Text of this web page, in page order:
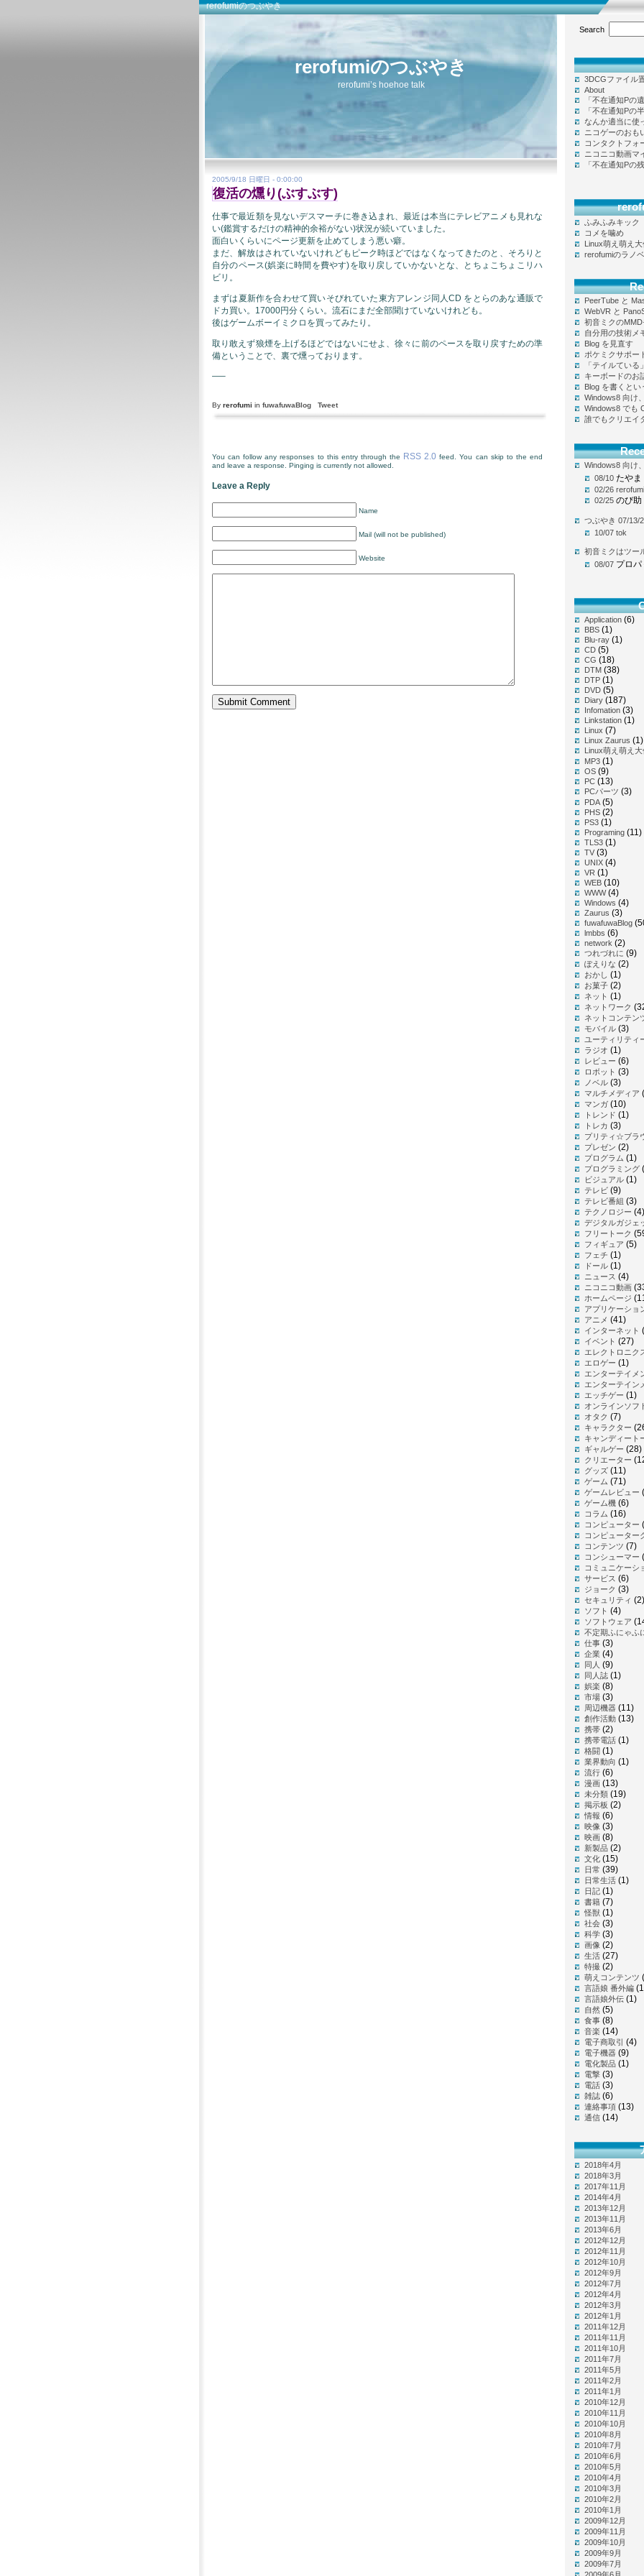
rerofumiのつぶやき
rerofumiのつぶやき
rerofumi’s hoehoe talk
2005/9/18 日曜日 - 0:00:00
復活の燻り(ぶすぶす)
仕事で最近類を見ないデスマーチに巻き込まれ、最近は本当にテレビアニメも見れな
い(鑑賞するだけの精神的余裕がない)状況が続いていました。
面白いくらいにページ更新を止めてしまう悪い癖。
まだ、解放はされていないけれどもピーク時ほどではなくなってきたのと、そろりと
自分のペース(娯楽に時間を費やす)を取り戻していかないとな、とちょこちょこリハ
ビリ。
まずは夏新作を合わせて買いそびれていた東方アレンジ同人CD をとらのあな通販で
ドカ買い。17000円分くらい。流石にまだ全部聞けていないけれども。
後はゲームボーイミクロを買ってみたり。
取り敢えず狼煙を上げるほどではないにせよ、徐々に前のペースを取り戻すための準
備ということで、裏で燻っております。
—–
By rerofumi in fuwafuwaBlog Tweet
You can follow any responses to this entry through the RSS 2.0 feed. You can skip to the end
and leave a response. Pinging is currently not allowed.
Leave a Reply
Name
Mail (will not be published)
Website
Search
3DCGファイル
About
「不在通知Pの
「不在通知Pの
なんか適当に使
ニコゲーのおも
コンタクトフォ
ニコニコ動画マ
「不在通知Pの
ふみふみキック
コメを噛め
Linux萌え萌え
rerofumiのラノ
PeerTube と
WebVR と
初音ミクの
自分用の技術メ
Blog を見直す
ポケミクサポー
「テイルている
キーボードのお
Blog を書くとい
Windows8 向け
Windows8 でも
誰でもクリエイ
Windows8 向け
08/10 たやま
02/26 rerofumi
02/25 のび助
つぶやき 07/13/
10/07 tok
初音ミクはツー
08/07 プロパ
Application (6)
BBS (1)
Blu-ray (1)
CD (5)
CG (18)
DTM (38)
DTP (1)
DVD (5)
Diary (187)
Infomation (3)
Linkstation (1)
Linux (7)
Linux Zaurus (1)
Linux萌え萌え
MP3 (1)
OS (9)
PC (13)
PCパーツ (3)
PDA (5)
PHS (2)
PS3 (1)
Programing (11)
TLS3 (1)
TV (3)
UNIX (4)
VR (1)
WEB (10)
WWW(4)
Windows (4)
Zaurus (3)
fuwafuwaBlog
lmbbs (6)
network (2)
つれづれに (9)
ぽえりな (2)
おかし (1)
お菓子 (2)
ネット (1)
ネットワーク
ネットコンテン
モバイル (3)
ユーティリティ
ラジオ (1)
レビュー (6)
ロボット (3)
ノベル (3)
マルチメディア
マンガ (10)
トレンド (1)
トレカ (3)
プリティ☆ブラ
プレゼン (2)
プログラム (1)
プログラミング
ビジュアル (1)
テレビ (9)
テレビ番組 (3)
テクノロジー (4)
デジタルガジェ
フリートーク
フィギュア (5)
フェチ (1)
ドール (1)
ニュース (4)
ニコニコ動画
ホームページ
アプリケーショ
アニメ (41)
インターネット
イベント (27)
エレクトロニク
エロゲー (1)
エンターテイメ
エンターテイン
エッチゲー (1)
オンラインソフ
オタク (7)
キャラクター
キャンディート
ギャルゲー (28)
クリエーター
グッズ (11)
ゲーム (71)
ゲームレビュー
ゲーム機 (6)
コラム (16)
コンピューター
コンピューター
コンテンツ (7)
コンシューマー
コミュニケーシ
サービス (6)
ジョーク (3)
セキュリティ (2)
ソフト (4)
ソフトウェア
不定期ふにゃふ
仕事 (3)
企業 (4)
同人 (9)
同人誌 (1)
娯楽 (8)
市場 (3)
周辺機器 (11)
創作活動 (13)
携帯 (2)
携帯電話 (1)
格闘 (1)
業界動向 (1)
流行 (6)
漫画 (13)
未分類 (19)
掲示板 (2)
情報 (6)
映像 (3)
映画 (8)
新製品 (2)
文化 (15)
日常 (39)
日常生活 (1)
日記 (1)
書籍 (7)
怪獣 (1)
社会 (3)
科学 (3)
画像 (2)
生活 (27)
特撮 (2)
萌えコンテンツ
言語娘 番外編
言語娘外伝 (1)
自然 (5)
食事 (8)
音楽 (14)
電子商取引 (4)
電子機器 (9)
電化製品 (1)
電撃 (3)
電話 (3)
雑誌 (6)
連絡事項 (13)
通信 (14)
2018年4月
2018年3月
2017年11月
2014年4月
2013年12月
2013年11月
2013年6月
2012年12月
2012年11月
2012年10月
2012年9月
2012年7月
2012年4月
2012年3月
2012年1月
2011年12月
2011年11月
2011年10月
2011年7月
2011年5月
2011年2月
2011年1月
2010年12月
2010年11月
2010年10月
2010年8月
2010年7月
2010年6月
2010年5月
2010年4月
2010年3月
2010年2月
2010年1月
2009年12月
2009年11月
2009年10月
2009年9月
2009年7月